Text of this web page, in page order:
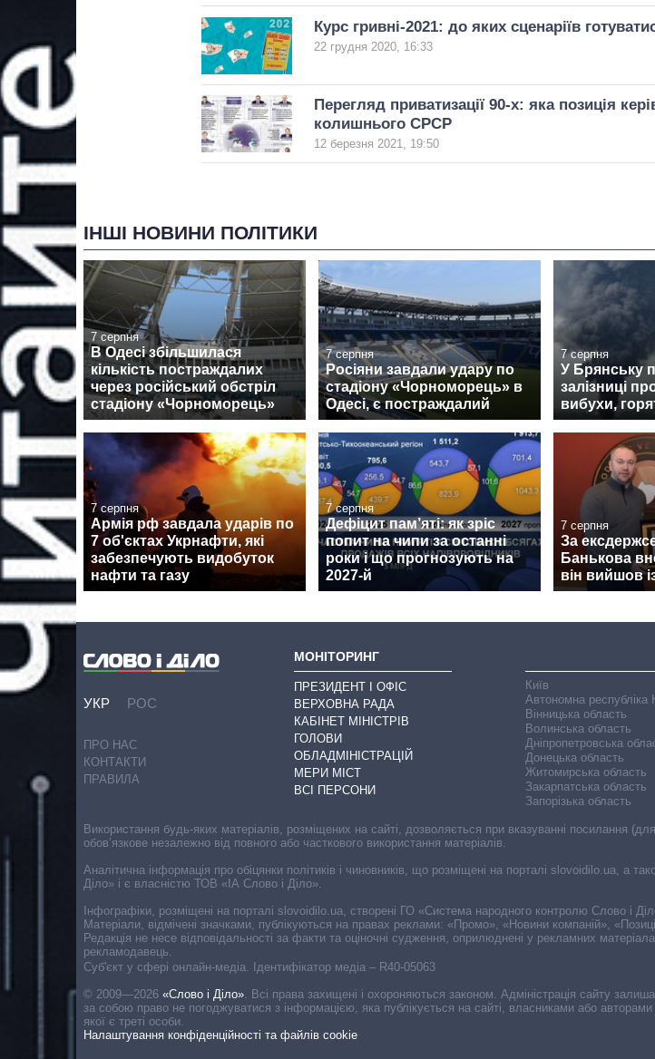
Курс гривні-2021: до яких сценаріїв
22 грудня 2020, 16:33
Перегляд приватизації 90-х: яка позиція
колишнього СРСР
12 березня 2021, 19:50
ІНШІ НОВИНИ ПОЛІТИКИ
7 серпня
В Одесі збільшилася
кількість постраждалих
через російський обстріл
стадіону «Чорноморець»
7 серпня
Росіяни завдали удару по
стадіону «Чорноморець» в
Одесі, є постраждалий
7 серпня
У Брянську
залізниці
вибухи,
7 серпня
Армія рф завдала ударів по
7 об'єктах Укрнафти, які
забезпечують видобуток
нафти та газу
7 серпня
Дефіцит пам’яті: як зріс
попит на чипи за останні
роки і що прогнозують на
2027-й
7 серпня
За
Банькова
він вийшов
УКР РОС
ПРО НАС
КОНТАКТИ
ПРАВИЛА
МОНІТОРИНГ
ПРЕЗИДЕНТ І ОФІС
ВЕРХОВНА РАДА
КАБІНЕТ МІНІСТРІВ
ГОЛОВИ
ОБЛАДМІНІСТРАЦІЙ
МЕРИ МІСТ
ВСІ ПЕРСОНИ
Київ
Автономна республіка
Вінницька область
Волинська область
Дніпропетровська
Донецька область
Житомирська область
Закарпатська область
Запорізька область
Cуб'єкт у сфері онлайн-медіа. Ідентифікатор медіа – R40-05063
© 2009—2026 «Слово і Діло». Всі права захищені і охороняються законом. Адміністрація сайту
за собою право не погоджуватися з інформацією, яка публікується на сайті, власниками або авторами
якої є треті особи.
Налаштування конфіденційності та файлів cookie
Використання будь-яких матеріалів, розміщених на сайті, дозволяється при вказуванні посилання
обов’язкове незалежно від повного або часткового використання матеріалів.
Аналітична інформація про обіцянки політиків і чиновників, що розміщені на порталі slovoidilo.ua, а
Діло» і є власністю ТОВ «ІА Слово і Діло».
Інфографіки, розміщені на порталі slovoidilo.ua, створені ГО «Система народного контролю Слово і
Матеріали, відмічені значками, публікуються на правах реклами: «Промо», «Новини компаній»,
Редакція не несе відповідальності за факти та оціночні судження, оприлюднені у рекламних
рекламодавець.